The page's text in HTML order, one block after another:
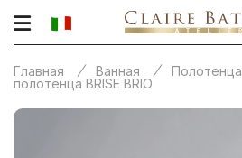
Главная Ванная Полотенца
полотенца BRISE BRIO